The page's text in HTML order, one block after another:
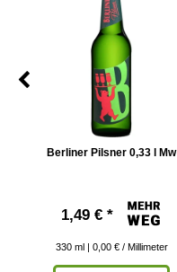
Berliner Pilsner 0,33 l Mw
1,49 € *
330 ml | 0,00 € / Millimeter